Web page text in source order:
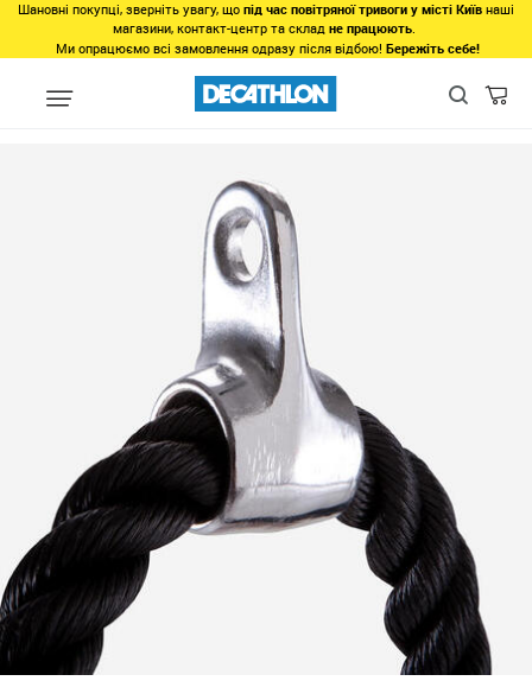
Шановні покупці, зверніть увагу, що під час повітряної тривоги у місті Київ наші
магазини, контакт-центр та склад не працюють.
Ми опрацюємо всі замовлення одразу після відбою! Бережіть себе!
Популярне Товари 500-1000грн Канат для тяги на трицепс